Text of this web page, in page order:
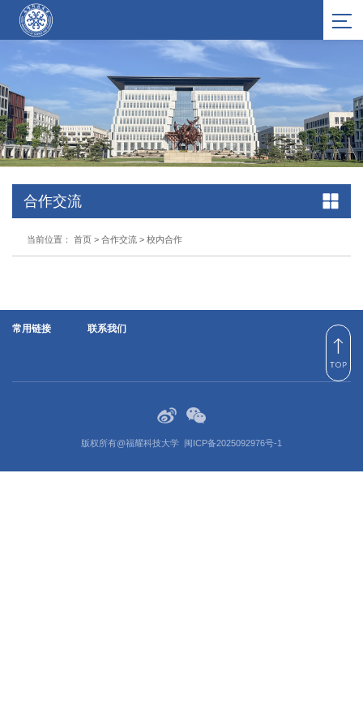
合作交流
当前位置： 首页> 合作交流 > 校内合作
常用链接 联系我们
版权所有@福耀科技大学 闽ICP备2025092976号-1